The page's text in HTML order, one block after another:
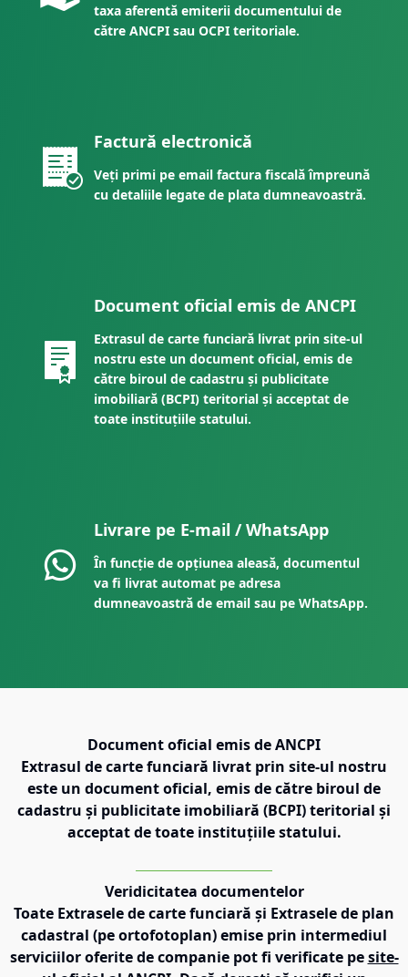
taxa aferentă emiterii documentului de
către ANCPI sau OCPI teritoriale.
Factură electronică
Veți primi pe email factura fiscală împreună
cu detaliile legate de plata dumneavoastră.
Document oficial emis de ANCPI
Extrasul de carte funciară livrat prin site-ul
nostru este un document oficial, emis de
către biroul de cadastru și publicitate
imobiliară (BCPI) teritorial și acceptat de
toate instituțiile statului.
Livrare pe E-mail / WhatsApp
În funcție de opțiunea aleasă, documentul
va fi livrat automat pe adresa
dumneavoastră de email sau pe WhatsApp.
Document oficial emis de ANCPI
Extrasul de carte funciară livrat prin site-ul nostru
este un document oficial, emis de către biroul de
cadastru și publicitate imobiliară (BCPI) teritorial și
acceptat de toate instituțiile statului.
Veridicitatea documentelor
Toate Extrasele de carte funciară și Extrasele de plan
cadastral (pe ortofotoplan) emise prin intermediul
serviciilor oferite de companie pot fi verificate pe site-